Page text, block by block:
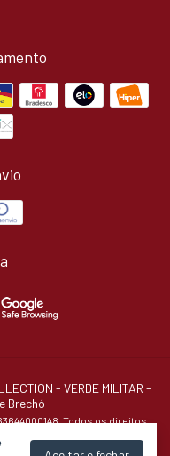
- VERDE MILITAR -
Brechó
Todos os direitos